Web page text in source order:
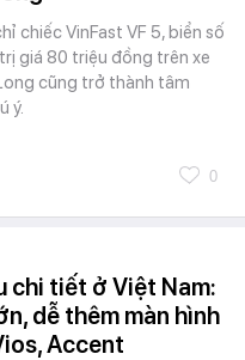
chiếc VinFast VF 5, biển số
giá 80 triệu đồng trên xe
cũng trở thành tâm
ý.
0
chi tiết ở Việt Nam:
dễ thêm màn hình
Accent